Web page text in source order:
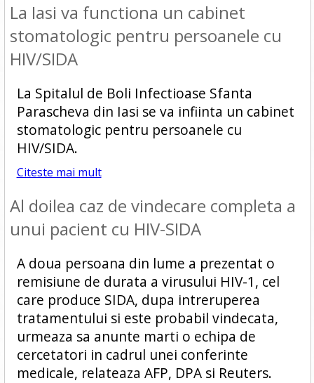
La Iasi va functiona un cabinet
stomatologic pentru persoanele cu
HIV/SIDA
La Spitalul de Boli Infectioase Sfanta
Parascheva din Iasi se va infiinta un cabinet
stomatologic pentru persoanele cu
HIV/SIDA.
Citeste mai mult
Al doilea caz de vindecare completa a
unui pacient cu HIV-SIDA
A doua persoana din lume a prezentat o
remisiune de durata a virusului HIV-1, cel
care produce SIDA, dupa intreruperea
tratamentului si este probabil vindecata,
urmeaza sa anunte marti o echipa de
cercetatori in cadrul unei conferinte
medicale, relateaza AFP, DPA si Reuters.